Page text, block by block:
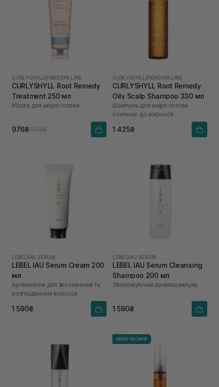
CURLYSHYLL HEADSPA LINE
CURLYSHYLL Root Remedy
Treatment 250 мл
Маска для шкіри голови
976₴1 220₴
CURLYSHYLL HEADSPA LINE
CURLYSHYLL Root Remedy
Oily Scalp Shampoo 330 мл
Шампунь для шкіри голови
схильної до жирності
1 425₴
LEBEL IAU SERUM
LEBEL IAU Serum Cream 200
мл
Аромакрем для зволоження та
розгладження волосся
1 590₴
LEBEL IAU SERUM
LEBEL IAU Serum Cleansing
Shampoo 200 мл
Зволожуючий аромашампунь
1 590₴
ВИБІР ОКСАНИ